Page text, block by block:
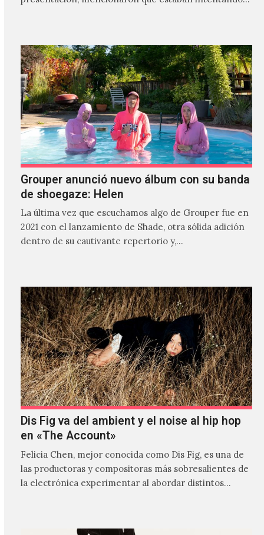
Grouper anunció nuevo álbum con su banda
de shoegaze: Helen
La última vez que escuchamos algo de Grouper fue en
2021 con el lanzamiento de Shade, otra sólida adición
dentro de su cautivante repertorio y,…
Dis Fig va del ambient y el noise al hip hop
en «The Account»
Felicia Chen, mejor conocida como Dis Fig, es una de
las productoras y compositoras más sobresalientes de
la electrónica experimentar al abordar distintos